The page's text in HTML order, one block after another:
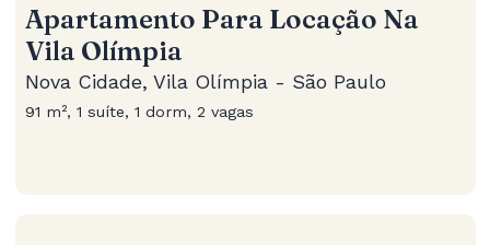
Apartamento Para Locação Na
Vila Olímpia
Nova Cidade, Vila Olímpia - São Paulo
91 m², 1 suíte, 1 dorm, 2 vagas